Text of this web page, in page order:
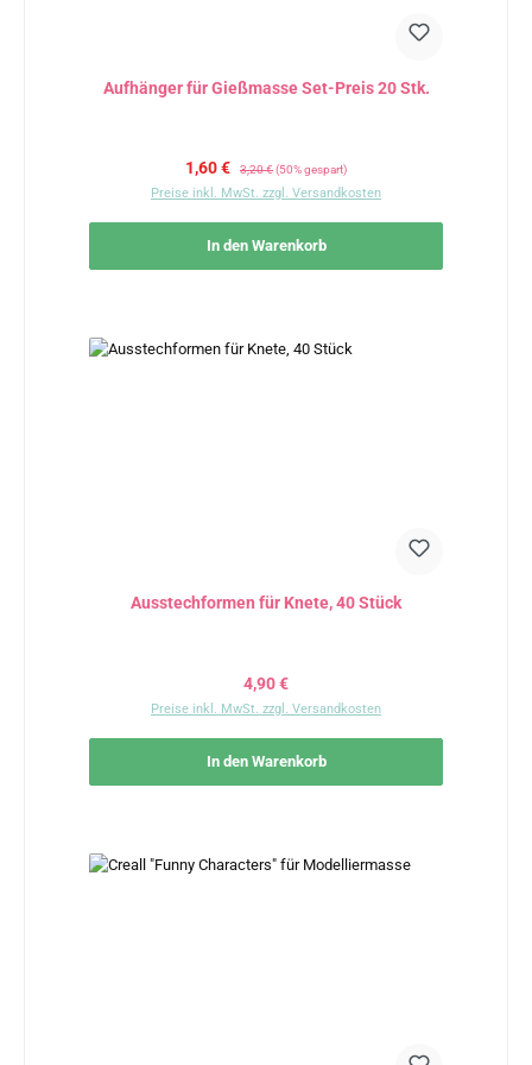
Aufhänger für Gießmasse Set-Preis 20 Stk.
Verkaufspreis:
1,60 € Regulärer Preis:
3,20 €(50% gespart)
Preise inkl. MwSt. zzgl. Versandkosten
In den Warenkorb
Ausstechformen für Knete, 40 Stück
Regulärer Preis:
4,90 €
Preise inkl. MwSt. zzgl. Versandkosten
In den Warenkorb